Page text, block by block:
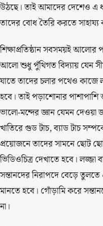
উঠছে। তাই আমাদের দেশেও এ
তাদের বোধ তৈরি করতে
শিক্ষাপ্রতিষ্ঠান সবসময়ই আলোর
আলো শুধু পুঁথিগত বিদ্যায় যেন
যাতে তাদের চলার পথেও কাজে
হবে। তাই পড়াশোনার
ভালো-মন্দের জ্ঞান যেমন দেওয়া
খাতিরে গুড টাচ, ব্যাড টাচ
প্রয়োজনে তাদের সামনে ছোট
ভিডিওচিত্র দেখাতে হবে।
সন্তানদের নিরাপদে বেড়ে
মানতে হবে। গোঁড়ামি করে
না।